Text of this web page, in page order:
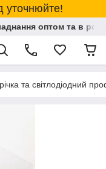
уточнюйте!
оптом та в
та світлодіодний